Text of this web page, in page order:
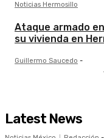
Noticias Hermosillo
Ataque armado
su vivienda en
Guillermo Saucedo -
Latest News